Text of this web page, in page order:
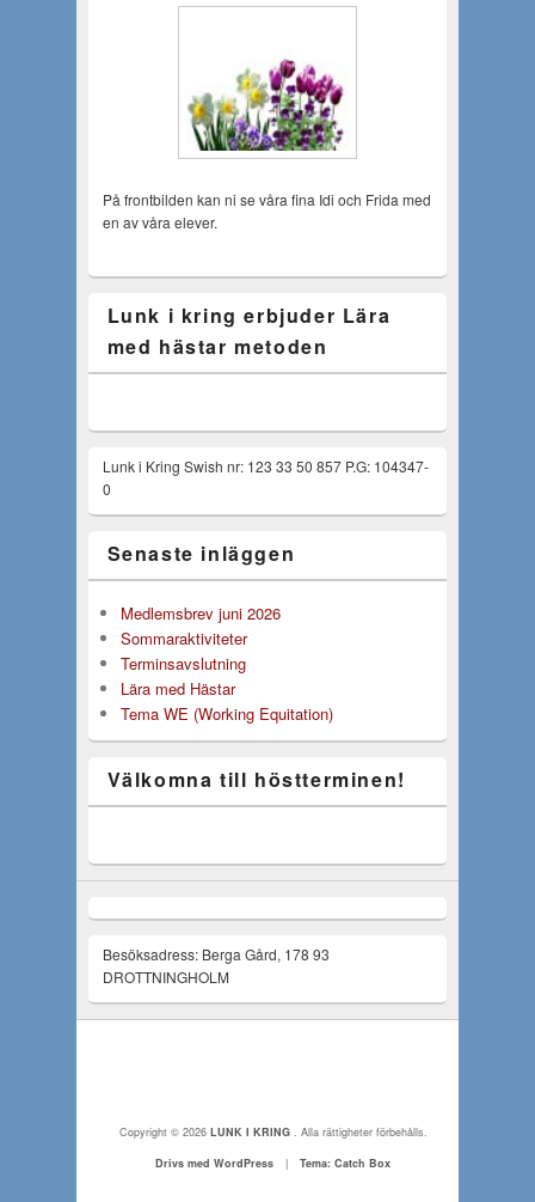
På frontbilden kan ni se våra fina Idi och Frida med
en av våra elever.
Lunk i kring erbjuder Lära
med hästar metoden
Lunk i Kring Swish nr: 123 33 50 857 P.G: 104347-
0
Senaste inläggen
Medlemsbrev juni 2026
Sommaraktiviteter
Terminsavslutning
Lära med Hästar
Tema WE (Working Equitation)
Välkomna till höstterminen!
Besöksadress: Berga Gård, 178 93
DROTTNINGHOLM
Copyright © 2026 LUNK I KRING . Alla rättigheter förbehålls.
Drivs med WordPress
| Tema: Catch Box